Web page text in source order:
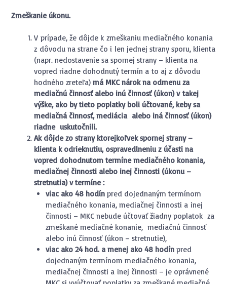
Zmeškanie úkonu.
V prípade, že dôjde k zmeškaniu mediačného konania
z dôvodu na strane čo i len jednej strany sporu, klienta
(napr. nedostavenie sa spornej strany – klienta na
vopred riadne dohodnutý termín a to aj z dôvodu
hodného zreteľa) má MKC nárok na odmenu za
mediačnú činnosť alebo inú činnosť (úkon) v takej
výške, ako by tieto poplatky boli účtované, keby sa
mediačná činnosť, mediácia alebo iná činnosť (úkon)
riadne uskutočnili.
Ak dôjde zo strany ktorejkoľvek spornej strany –
klienta k odrieknutiu, ospravedlneniu z účasti na
vopred dohodnutom termíne mediačného konania,
mediačnej činnosti alebo inej činnosti (úkonu –
stretnutia) v termíne :
viac ako 48 hodínpred dojednaným termínom
mediačného konania, mediačnej činnosti a inej
činnosti – MKC nebude účtovať žiadny poplatok za
zmeškané mediačné konanie, mediačnú činnosť
alebo inú činnosť (úkon – stretnutie),
viac ako 24 hod. a menej ako 48 hodínpred
dojednaným termínom mediačného konania,
mediačnej činnosti a inej činnosti – je oprávnené